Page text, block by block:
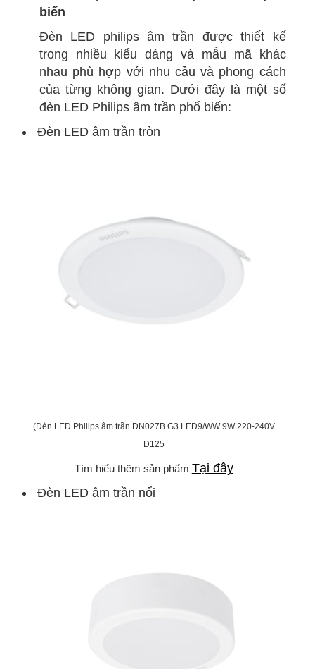
biến
Đèn LED philips âm trần được thiết kế
trong nhiều kiểu dáng và mẫu mã khác
nhau phù hợp với nhu cầu và phong cách
của từng không gian. Dưới đây là một số
đèn LED Philips âm trần phổ biến:
Đèn LED âm trần tròn
(Đèn LED Philips âm trần DN027B G3 LED9/WW 9W 220-240V
D125
Tìm hiểu thêm sản phẩm Tại đây
Đèn LED âm trần nổi